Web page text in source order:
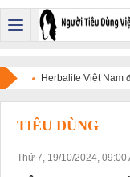
Herbalife Việt Nam
Nổi Tiếng Việt Nam
TIÊU DÙNG
Thứ 7, 19/10/2024, 09:00